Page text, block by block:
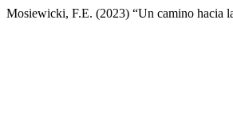
Mosiewicki, F.E. (2023) “Un camino hacia